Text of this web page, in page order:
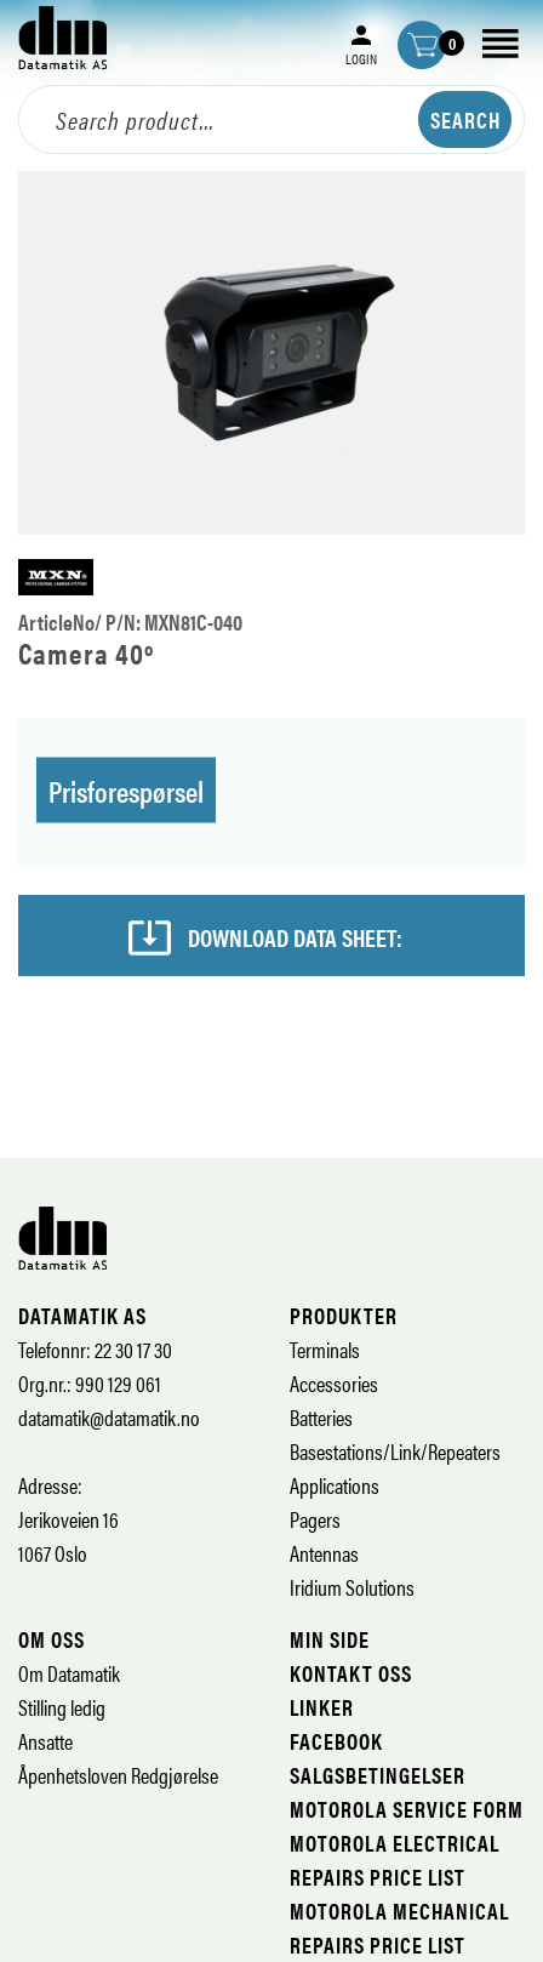
LOGIN
0
ArticleNo/ P/N: MXN81C-040
Camera 40º
Prisforespørsel
DOWNLOAD DATA SHEET:
DATAMATIK AS
Telefonnr: 22 30 17 30
Org.nr.: 990 129 061
datamatik@datamatik.no
Adresse:
Jerikoveien 16
1067 Oslo
PRODUKTER
Terminals
Accessories
Batteries
Basestations/Link/Repeaters
Applications
Pagers
Antennas
Iridium Solutions
OM OSS
Om Datamatik
Stilling ledig
Ansatte
Åpenhetsloven Redgjørelse
MIN SIDE
KONTAKT OSS
LINKER
FACEBOOK
SALGSBETINGELSER
MOTOROLA SERVICE FORM
MOTOROLA ELECTRICAL
REPAIRS PRICE LIST
MOTOROLA MECHANICAL
REPAIRS PRICE LIST